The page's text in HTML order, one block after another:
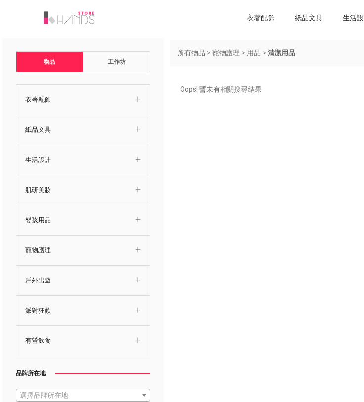
衣著配飾 紙品文具 生活
物品 工作坊
衣著配飾
紙品文具
生活設計
肌研美妝
嬰孩用品
寵物護理
戶外出遊
派對狂歡
有營飲食
品牌所在地
選擇品牌所在地
所有物品 > 寵物護理 > 用品 > 清潔用品
Oops! 暫未有相關搜尋結果